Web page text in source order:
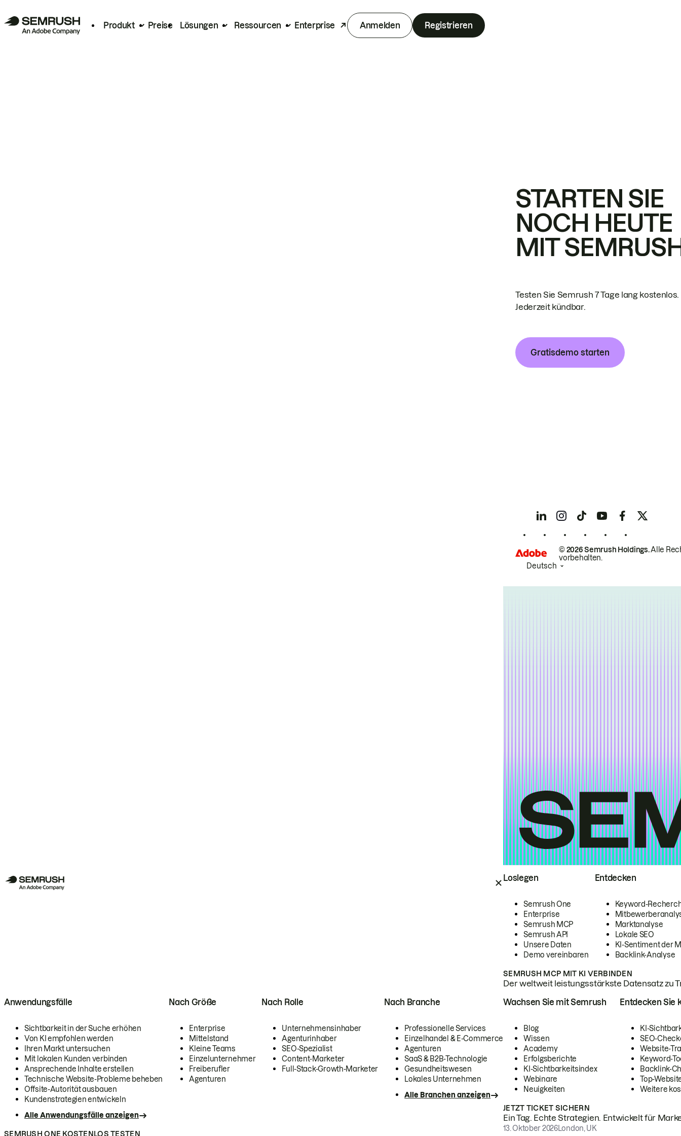
Produkt Preise Lösungen Ressourcen Enterprise Anmelden Registrieren
Loslegen
Semrush One
Enterprise
Semrush MCP
Semrush API
Unsere Daten
Demo vereinbaren
Entdecken
Keyword-
Marktanalyse
Lokale SEO
KI-Sentiment der
Backlink-Analyse
SEMRUSH MCP MIT KI VERBINDEN
Der weltweit leistungsstärkste Datensatz zu
Anwendungsfälle
Sichtbarkeit in der Suche erhöhen
Von KI empfohlen werden
Ihren Markt untersuchen
Mit lokalen Kunden verbinden
Ansprechende Inhalte erstellen
Technische Website-Probleme beheben
Offsite-Autorität ausbauen
Kundenstrategien entwickeln
Alle Anwendungsfälle anzeigen
Nach Größe
Enterprise
Mittelstand
Kleine Teams
Einzelunternehmer
Freiberufler
Agenturen
Nach Rolle
Unternehmensinhaber
Agenturinhaber
SEO-Spezialist
Content-Marketer
Full-Stack-Growth-Marketer
Nach Branche
Professionelle Services
Einzelhandel & E-Commerce
Agenturen
SaaS & B2B-Technologie
Gesundheitswesen
Lokales Unternehmen
Alle Branchen anzeigen
SEMRUSH ONE KOSTENLOS TESTEN
Wachsen Sie mit Semrush
Blog
Wissen
Academy
Erfolgsberichte
KI-Sichtbarkeitsindex
Webinare
Neuigkeiten
Entdecken Sie
KI-
SEO-
Website-
Keyword-
Backlink-
Top-
Weitere
JETZT TICKET SICHERN
Ein Tag. Echte Strategien. Entwickelt für
13. Oktober 2026London, UK
STARTEN SIE
NOCH HEUTE
MIT
Testen Sie Semrush 7 Tage lang kostenlos.
Jederzeit kündbar.
Gratisdemo starten
© 2026 Semrush Holdings.Alle
vorbehalten.
Deutsch